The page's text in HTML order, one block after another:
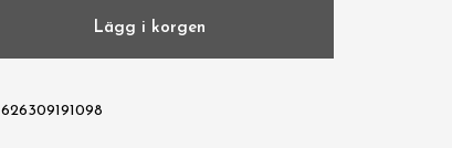
Lägg i korgen
626309191098